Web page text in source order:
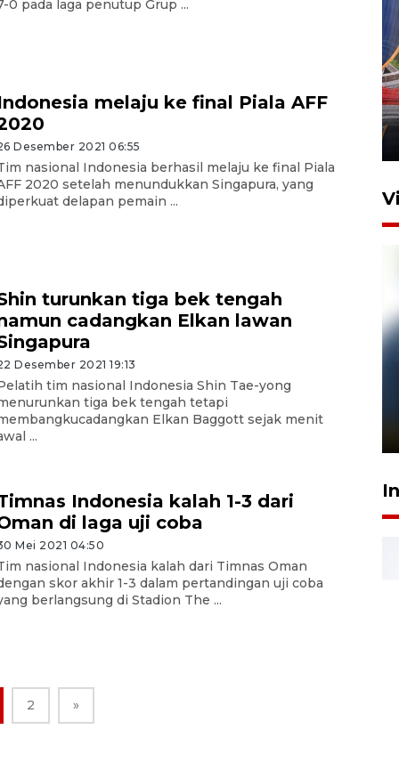
0 pada laga penutup Grup ...
melaju ke final Piala AFF
Desember 2021 06:55
nasional Indonesia berhasil melaju ke final Piala
2020 setelah menundukkan Singapura, yang
delapan pemain ...
turunkan tiga bek tengah
cadangkan Elkan lawan
Desember 2021 19:13
tim nasional Indonesia Shin Tae-yong
tiga bek tengah tetapi
Elkan Baggott sejak menit
...
Indonesia kalah 1-3 dari
di laga uji coba
Mei 2021 04:50
nasional Indonesia kalah dari Timnas Oman
skor akhir 1-3 dalam pertandingan uji coba
berlangsung di Stadion The ...
2 »
perlintasan sebidang di
Stasiun Bogor
Pelanggan Filaha Farm setia
sampai 8 tahan?
1 Juni 2026 05:47